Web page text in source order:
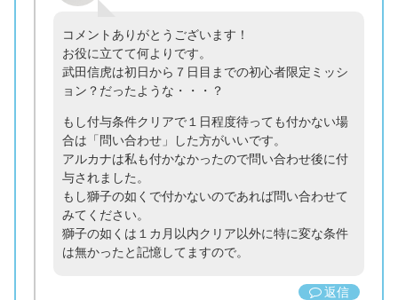
コメントありがとうございます！
お役に立てて何よりです。
武田信虎は初日から７日目までの初心者限定ミッシ
ョン？だったような・・・？
もし付与条件クリアで１日程度待っても付かない場
合は「問い合わせ」した方がいいです。
アルカナは私も付かなかったので問い合わせ後に付
与されました。
もし獅子の如くで付かないのであれば問い合わせて
みてください。
獅子の如くは１カ月以内クリア以外に特に変な条件
は無かったと記憶してますので。
返信